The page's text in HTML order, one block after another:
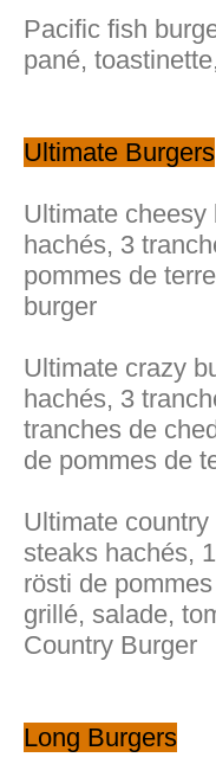
Pacific fish
pané,
Ultimate Burgers
Ultimate cheesy
hachés, 3
pommes de
burger
Ultimate crazy
hachés, 3
tranches de
de pommes de
Ultimate
steaks hachés,
rösti de
grillé, salade,
Country Burger
Long Burgers